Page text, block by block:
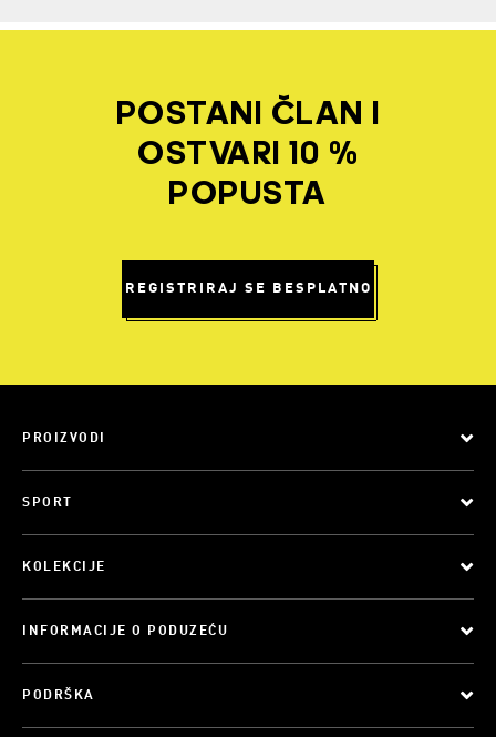
POSTANI ČLAN I
OSTVARI 10 %
POPUSTA
REGISTRIRAJ SE BESPLATNO
PROIZVODI
SPORT
KOLEKCIJE
INFORMACIJE O PODUZEĆU
PODRŠKA